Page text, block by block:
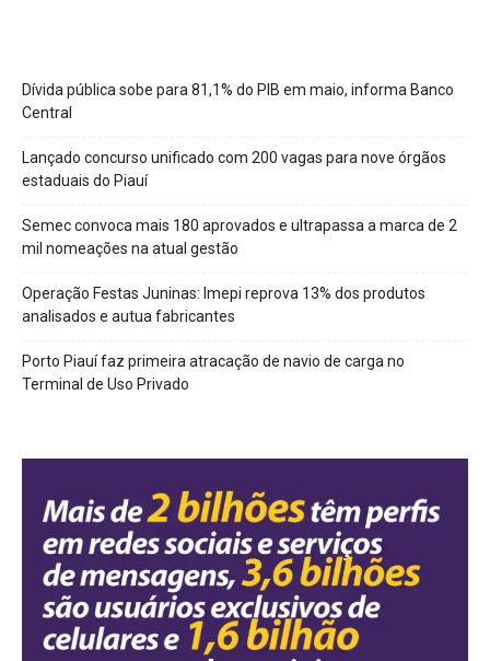
Dívida pública sobe para 81,1% do PIB em maio, informa Banco
Central
Lançado concurso unificado com 200 vagas para nove órgãos
estaduais do Piauí
Semec convoca mais 180 aprovados e ultrapassa a marca de 2
mil nomeações na atual gestão
Operação Festas Juninas: Imepi reprova 13% dos produtos
analisados e autua fabricantes
Porto Piauí faz primeira atracação de navio de carga no
Terminal de Uso Privado